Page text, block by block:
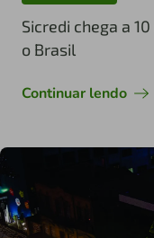
Sicredi chega a
o Brasil
Continuar lendo